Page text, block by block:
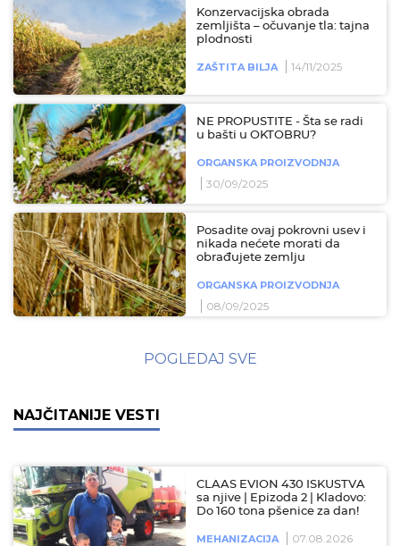
Konzervacijska obrada
zemljišta – očuvanje tla: tajna
plodnosti
ZAŠTITA BILJA 14/11/2025
NE PROPUSTITE - Šta se radi
u bašti u OKTOBRU?
ORGANSKA PROIZVODNJA
30/09/2025
Posadite ovaj pokrovni usev i
nikada nećete morati da
obrađujete zemlju
ORGANSKA PROIZVODNJA
08/09/2025
POGLEDAJ SVE
NAJČITANIJE VESTI
CLAAS EVION 430 ISKUSTVA
sa njive | Epizoda 2 | Kladovo:
Do 160 tona pšenice za dan!
MEHANIZACIJA 07.08.2026